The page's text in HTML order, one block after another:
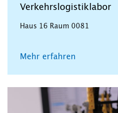
Verkehrslogistiklabor
Haus 16 Raum 0081
Mehr erfahren